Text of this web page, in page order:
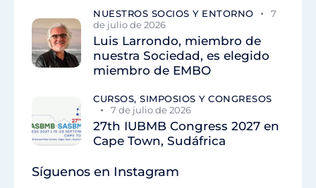
NUESTROS SOCIOS Y ENTORNO
7
de julio de 2026
Luis Larrondo, miembro de
nuestra Sociedad, es elegido
miembro de EMBO
CURSOS, SIMPOSIOS Y CONGRESOS
7 de julio de 2026
27th IUBMB Congress 2027 en
Cape Town, Sudáfrica
Síguenos en Instagram